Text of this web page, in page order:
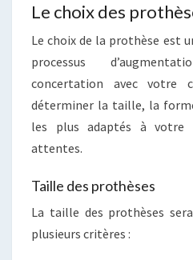
Le choix des
Le choix de la prothèse est
processus
concertation avec votre
déterminer la taille, la
les plus adaptés à votre
attentes.
Taille des prothèses
La taille des prothèses
plusieurs critères :